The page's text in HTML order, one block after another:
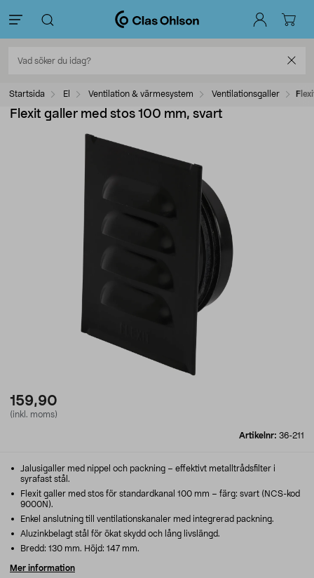
Startsida El Ventilation & värmesystem Ventilationsgaller
Flexit galler med stos 100 mm, svart
159,90
(inkl. moms)
Artikelnr: 36-211
Jalusigaller med nippel och packning – effektivt metalltrådsfilter i
syrafast stål.
Flexit galler med stos för standardkanal 100 mm – färg: svart (NCS-kod
9000N).
Enkel anslutning till ventilationskanaler med integrerad packning.
Aluzinkbelagt stål för ökat skydd och lång livslängd.
Bredd: 130 mm. Höjd: 147 mm.
Mer information